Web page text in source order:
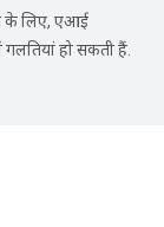
के लिए, एआई
हो सकती हैं.